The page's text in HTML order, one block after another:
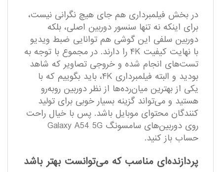
در بخش فیلمبرداری هم جای هیچ نگرانی نیست،
برای اینکه نه تنها سنسور دوربین اصلی، بلکه
دوربین سلفی این گوشی هم توانایی ضبط ویدیو
با نهایت کیفیت ۴K را دارند. در مجموع با توجه به
تست‌های انجام شده و خروجی تصاویر که شاهد
بودید و البته فیلمبرداری ۴K، باید بگوییم که با
یکی از بهترین میان‌رده‌ها از نظر دوربین روبه‌رو
هستید و می‌تواند گزینه بسیار خوبی برای تولید
کنندگان محتوای موبایل باشد. پس با خیال راحت
روی دوربین‌های سامسونگ Galaxy A54 5G
حساب باز کنید.
پردازنده‌ای مناسب که می‌توانست بهتر باشد